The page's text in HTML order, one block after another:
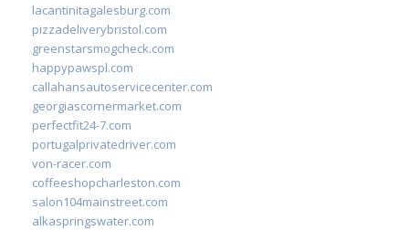
lacantinitagalesburg.com
pizzadeliverybristol.com
greenstarsmogcheck.com
happypawspl.com
callahansautoservicecenter.com
georgiascornermarket.com
perfectfit24-7.com
portugalprivatedriver.com
von-racer.com
coffeeshopcharleston.com
salon104mainstreet.com
alkaspringswater.com